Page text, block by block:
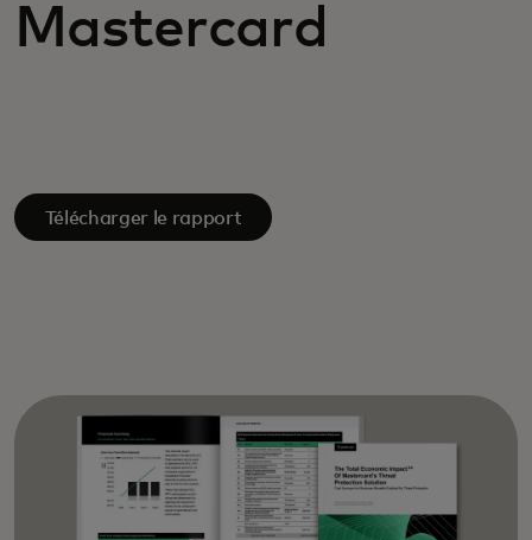
Mastercard
Télécharger le rapport